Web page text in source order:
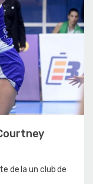
de la un club de